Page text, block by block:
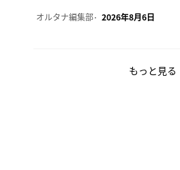
オルタナ編集部 2026年8月6日
もっと見る